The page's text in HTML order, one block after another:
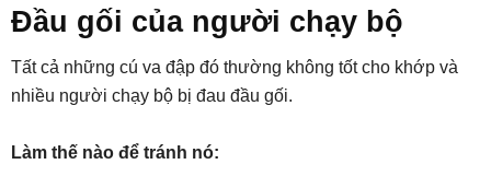
Đầu gối của người chạy bộ
Tất cả những cú va đập đó thường không tốt cho khớp và
nhiều người chạy bộ bị đau đầu gối.
Làm thế nào để tránh nó: